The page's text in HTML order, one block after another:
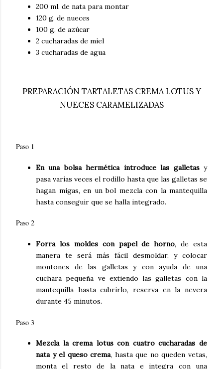
200 ml. de nata para montar
120 g. de nueces
100 g. de azúcar
2 cucharadas de miel
3 cucharadas de agua
PREPARACIÓN TARTALETAS CREMA LOTUS Y
NUECES CARAMELIZADAS
Paso 1
En una bolsa hermética introduce las galletasy
pasa varias veces el rodillo hasta que las galletas se
hagan migas, en un bol mezcla con la mantequilla
hasta conseguir que se halla integrado.
Paso 2
Forra los moldes con papel de horno, de esta
manera te será más fácil desmoldar, y colocar
montones de las galletas y con ayuda de una
cuchara pequeña ve extiendo las galletas con la
mantequilla hasta cubrirlo, reserva en la nevera
durante 45 minutos.
Paso 3
Mezcla la crema lotus con cuatro cucharadas de
nata y el queso crema, hasta que no queden vetas,
monta el resto de la nata e integra con una